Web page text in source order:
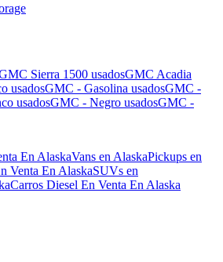
Sierra 1500 usadosGMC Acadia
usadosGMC - Gasolina usadosGMC -
usadosGMC - Negro usadosGMC -
En AlaskaVans en AlaskaPickups en
Venta En AlaskaSUVs en
Carros Diesel En Venta En Alaska